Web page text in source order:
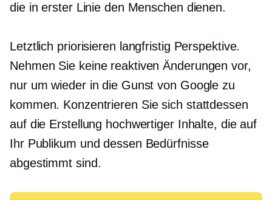
die in erster Linie den Menschen dienen.
Letztlich priorisieren langfristig Perspektive.
Nehmen Sie keine reaktiven Änderungen vor,
nur um wieder in die Gunst von Google zu
kommen. Konzentrieren Sie sich stattdessen
auf die Erstellung hochwertiger Inhalte, die auf
Ihr Publikum und dessen Bedürfnisse
abgestimmt sind.